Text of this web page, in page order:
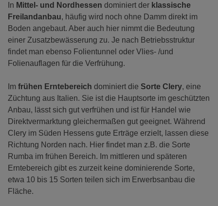
In Mittel- und Nordhessen dominiert der klassische
Freilandanbau, häufig wird noch ohne Damm direkt im
Boden angebaut. Aber auch hier nimmt die Bedeutung
einer Zusatzbewässerung zu. Je nach Betriebsstruktur
findet man ebenso Folientunnel oder Vlies- /und
Folienauflagen für die Verfrühung.
Im frühen Erntebereich dominiert die Sorte Clery, eine
Züchtung aus Italien. Sie ist die Hauptsorte im geschützten
Anbau, lässt sich gut verfrühen und ist für Handel wie
Direktvermarktung gleichermaßen gut geeignet. Während
Clery im Süden Hessens gute Erträge erzielt, lassen diese
Richtung Norden nach. Hier findet man z.B. die Sorte
Rumba im frühen Bereich. Im mittleren und späteren
Erntebereich gibt es zurzeit keine dominierende Sorte,
etwa 10 bis 15 Sorten teilen sich im Erwerbsanbau die
Fläche.